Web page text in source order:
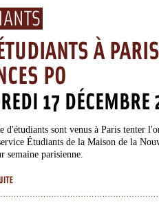
À
PO
17
d'étudiants sont venus à Paris tenter
Étudiants de la Maison de la
semaine parisienne.